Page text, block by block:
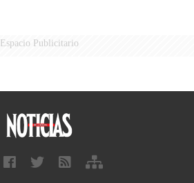
Espacio Publicitario